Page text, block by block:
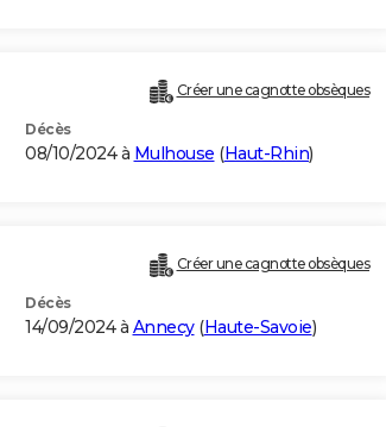
Créer une cagnotte obsèques
Décès
08/10/2024 à Mulhouse (Haut-Rhin)
Créer une cagnotte obsèques
Décès
14/09/2024 à Annecy(Haute-Savoie)